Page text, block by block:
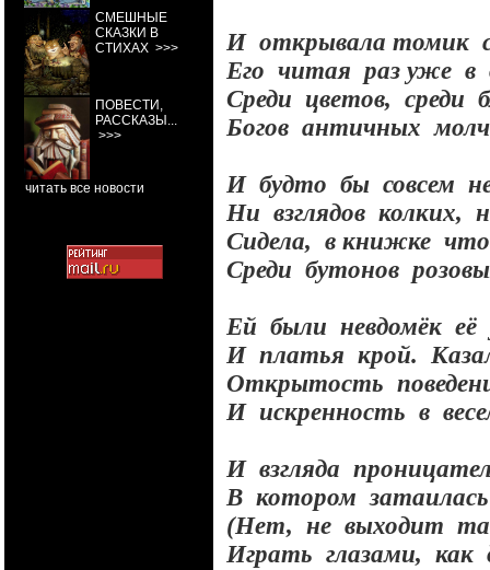
СМЕШНЫЕ
СКАЗКИ В
СТИХАХ >>>
ПОВЕСТИ,
РАССКАЗЫ...
>>>
читать все новости
И открывала томик
Его читая раз уже в
Среди цветов, среди
Богов античных
И будто бы совсем
Ни взглядов колких,
Сидела, в книжке
Среди бутонов
Ей были невдомёк её
И платья крой.
Открытость
И искренность в
И взгляда
В котором
(Нет, не выходит
Играть глазами, как